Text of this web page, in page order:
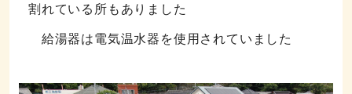
割れている所もありました
給湯器は電気温水器を使用されていました